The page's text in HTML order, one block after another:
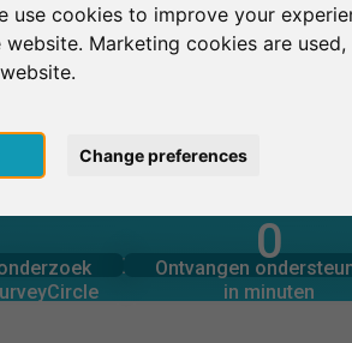
use cookies to improve your
website. Marketing cookies are
Change preferences
Keene Antioch University New England
England
via 0
Ontvangen
in minuten
0
Ondersteuning
in minuten